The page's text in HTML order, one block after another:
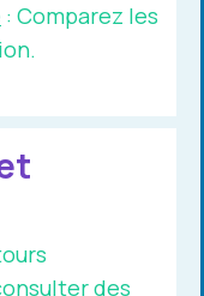
: Comparez les
des